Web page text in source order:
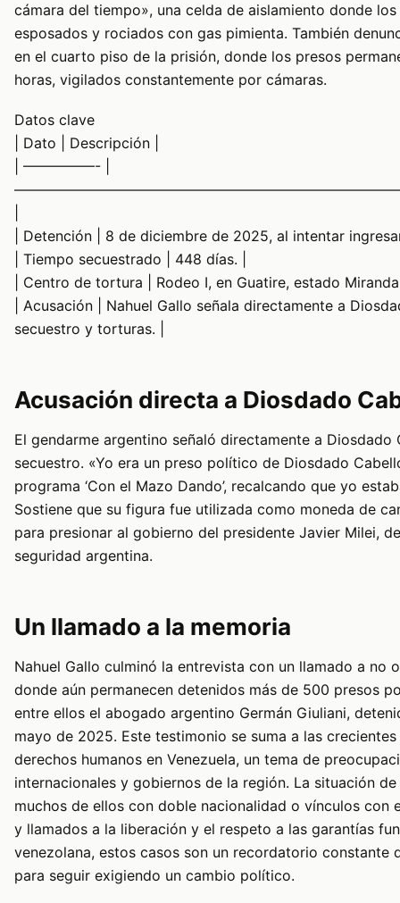
cámara del tiempo», una celda de aislamiento donde
esposados y rociados con gas pimienta. También
en el cuarto piso de la prisión, donde los presos
horas, vigilados constantemente por cámaras.
Datos clave
| Dato | Descripción |
| —————- |
| Detención | 8 de diciembre de 2025, al intentar
| Tiempo secuestrado | 448 días. |
| Centro de tortura | Rodeo I, en Guatire, estado
| Acusación | Nahuel Gallo señala directamente a
secuestro y torturas. |
Acusación directa a Diosdado
El gendarme argentino señaló directamente a
secuestro. «Yo era un preso político de Diosdado
programa ‘Con el Mazo Dando’, recalcando que yo
Sostiene que su figura fue utilizada como moneda de
para presionar al gobierno del presidente Javier Milei,
seguridad argentina.
Un llamado a la memoria
Nahuel Gallo culminó la entrevista con un llamado a no
donde aún permanecen detenidos más de 500 presos
entre ellos el abogado argentino Germán Giuliani,
mayo de 2025. Este testimonio se suma a las
derechos humanos en Venezuela, un tema de
internacionales y gobiernos de la región. La situación
muchos de ellos con doble nacionalidad o vínculos con
y llamados a la liberación y el respeto a las garantías
venezolana, estos casos son un recordatorio constante
para seguir exigiendo un cambio político.